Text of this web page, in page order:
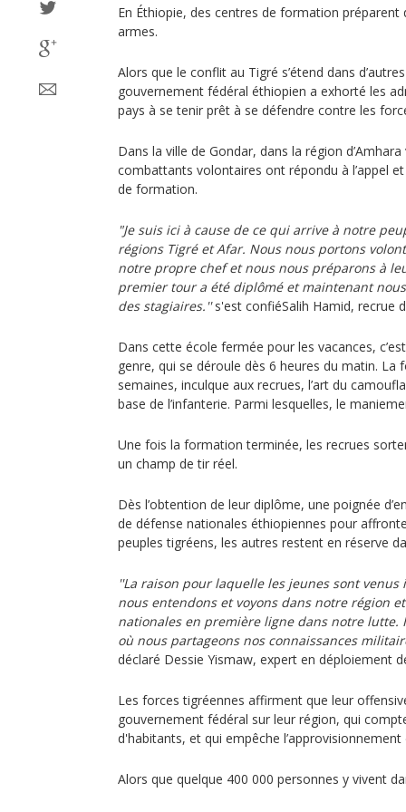
En Éthiopie, des centres de formation
armes.
Alors que le conflit au Tigré s’étend dans
gouvernement fédéral éthiopien a exhorté les
pays à se tenir prêt à se défendre contre les
Dans la ville de Gondar, dans la région
combattants volontaires ont répondu à l’appel
de formation.
"Je suis ici à cause de ce qui arrive à notre
régions Tigré et Afar. Nous nous portons
notre propre chef et nous nous préparons à
premier tour a été diplômé et maintenant
des stagiaires.''s'est confiéSalih Hamid, recrue
Dans cette école fermée pour les vacances,
genre, qui se déroule dès 6 heures du matin. La
semaines, inculque aux recrues, l’art du
base de l’infanterie. Parmi lesquelles, le
Une fois la formation terminée, les recrues
un champ de tir réel.
Dès l’obtention de leur diplôme, une poignée
de défense nationales éthiopiennes pour
peuples tigréens, les autres restent en réserve
''La raison pour laquelle les jeunes sont venus
nous entendons et voyons dans notre région
nationales en première ligne dans notre lutte.
où nous partageons nos connaissances
déclaré Dessie Yismaw, expert en déploiement
Les forces tigréennes affirment que leur
gouvernement fédéral sur leur région, qui
d'habitants, et qui empêche
Alors que quelque 400 000 personnes y vivent